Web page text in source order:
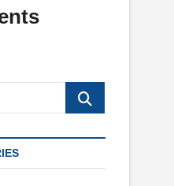
Search